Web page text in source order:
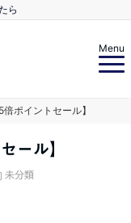
ら
Menu
ポイントセール】
ール】
未分類